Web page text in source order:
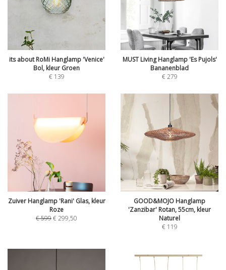
its about RoMi Hanglamp 'Venice'
Bol, kleur Groen
€ 139
MUST Living Hanglamp 'Es Pujols'
Bananenblad
€279
Zuiver Hanglamp 'Rani' Glas, kleur
Roze
€599€299,50
GOOD&MOJO Hanglamp
'Zanzibar' Rotan, 55cm, kleur
Naturel
€ 119